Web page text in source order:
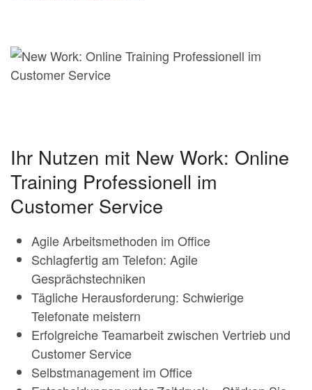
Ihr Nutzen mit New Work: Online
Training Professionell im
Customer Service
Agile Arbeitsmethoden im Office
Schlagfertig am Telefon: Agile
Gesprächstechniken
Tägliche Herausforderung: Schwierige
Telefonate meistern
Erfolgreiche Teamarbeit zwischen Vertrieb und
Customer Service
Selbstmanagement im Office